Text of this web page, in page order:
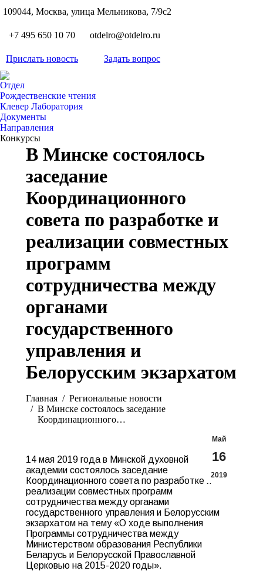
109044, Москва, улица Мельникова, 7/9с2
+7 495 650 10 70 otdelro@otdelro.ru
Прислать новость Задать вопрос
Отдел
Рождественские чтения
Клевер Лаборатория
Документы
Направления
Конкурсы
В Минске состоялось
заседание
Координационного
совета по разработке и
реализации совместных
программ
сотрудничества между
органами
государственного
управления и
Белорусским экзархатом
Главная
Pегиональные новости
В Минске состоялось заседание
Координационного…
Май
16
2019
14 мая 2019 года в Минской духовной
академии состоялось заседание
Координационного совета по разработке и
реализации совместных программ
сотрудничества между органами
государственного управления и Белорусским
экзархатом на тему «О ходе выполнения
Программы сотрудничества между
Министерством образования Республики
Беларусь и Белорусской Православной
Церковью на 2015-2020 годы».